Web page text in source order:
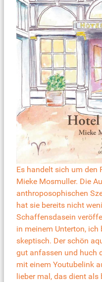
Es handelt sich um den
Mieke Mosmuller. Die
anthroposophischen
hat sie bereits nicht
Schaffensdasein
in meinem Unterton,
skeptisch. Der schön
gut anfassen und huch
mit einem Youtubelink
lieber mal, das dient